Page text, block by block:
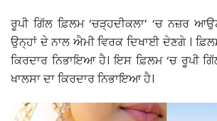
ਰੂਪੀ ਗਿੱਲ ਫ਼ਿਲਮ ‘ਚੜ੍ਹਦੀਕਲਾ’ ‘ਚ ਨਜ਼ਰ
ਉਨ੍ਹਾਂ ਦੇ ਨਾਲ ਐਮੀ ਵਿਰਕ ਦਿਖਾਈ ਦੇਣਗੇ ।
ਕਿਰਦਾਰ ਨਿਭਾਇਆ ਹੈ। ਇਸ ਫ਼ਿਲਮ ‘ਚ ਰੂਪੀ
ਖਾਲਸਾ ਦਾ ਕਿਰਦਾਰ ਨਿਭਾਇਆ ਹੈ।